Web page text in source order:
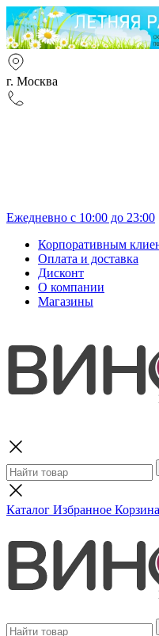
г. Москва
Ежедневно с 10:00 до 23:00
Корпоративным
Оплата и доставка
Дисконт
О компании
Магазины
Каталог Избранное Корзина